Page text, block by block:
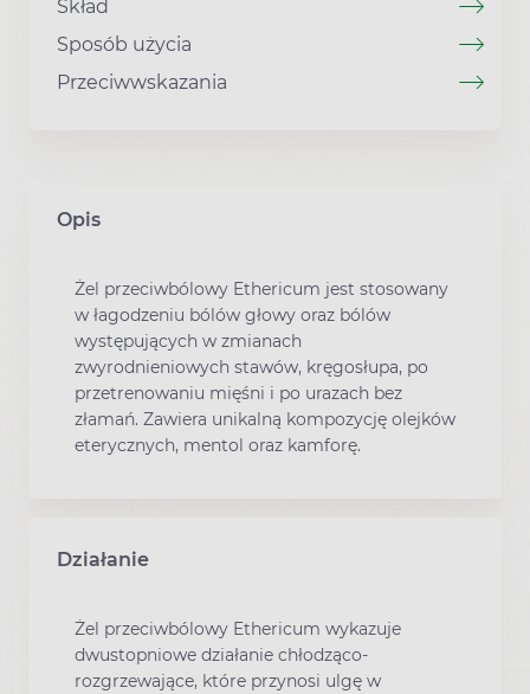
Skład
Sposób użycia
Przeciwwskazania
Opis
Żel przeciwbólowy Ethericum jest stosowany
w łagodzeniu bólów głowy oraz bólów
występujących w zmianach
zwyrodnieniowych stawów, kręgosłupa, po
przetrenowaniu mięśni i po urazach bez
złamań. Zawiera unikalną kompozycję olejków
eterycznych, mentol oraz kamforę.
Działanie
Żel przeciwbólowy Ethericum wykazuje
dwustopniowe działanie chłodząco-
rozgrzewające, które przynosi ulgę w